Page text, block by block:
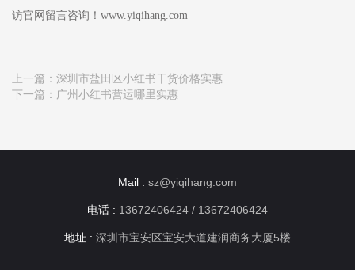
访官网留言咨询！www.yiqihang.com
上一篇： 深圳市盐田区小红书干货价格实惠
下一篇： 广州小红书营运哪里实惠
Mail : sz@yiqihang.com
电话 : 13672406424 / 13672406424
地址 : 深圳市宝安区宝安大道建润商务大厦5楼